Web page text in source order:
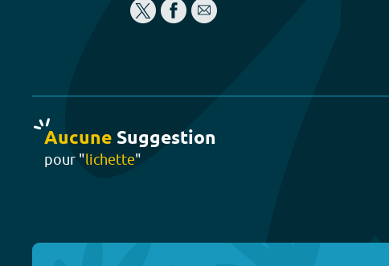
Aucune Suggestion
pour "lichette"